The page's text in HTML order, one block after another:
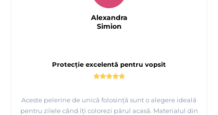
Protecție excelentă pentru vopsit
Aceste pelerine de unică folosință sunt o alegere ideală
pentru zilele când îți colorezi părul acasă. Materialul din
Alexandra
Simion